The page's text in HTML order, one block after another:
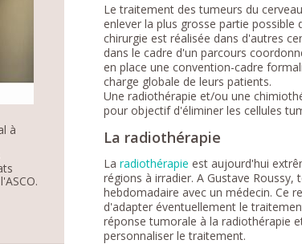
à
Le traitement des tumeurs du
enlever la plus grosse partie
chirurgie est réalisée dans d'autres
dans le cadre d'un parcours
en place une convention-cadre
charge globale de leurs patients.
Une radiothérapie et/ou une
pour objectif d'éliminer les cellules
La radiothérapie
Laradiothérapie est aujourd'hui
régions à irradier. A Gustave
hebdomadaire avec un médecin. Ce
d'adapter éventuellement le
réponse tumorale à la radiothérapie
personnaliser le traitement.